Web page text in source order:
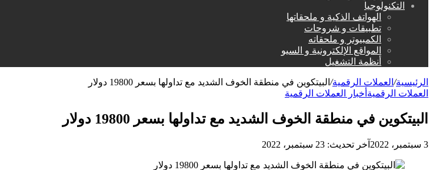
التكنولوجيا
الهواتف الذكية و ملحقاتها
تطبيقات و شروحات
الكمبيوتر و ملحقاته
المواقع الإلكترونية و السيو
أنظمة التشغيل
الرئيسية/ العملات الرقمية/ البيتكوين في منطقة الخوف الشديد مع تداولها بسعر 19800 دولار
العملات الرقمية أخبار العملات الرقمية
البيتكوين في منطقة الخوف الشديد مع تداولها بسعر 19800 دولار
3 سبتمبر، 2022 آخر تحديث: 23 سبتمبر، 2022